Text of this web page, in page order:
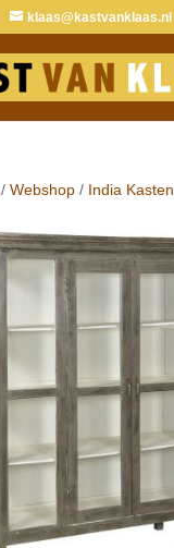
klaas@kastvanklaas.nl
/ Webshop / India Kasten